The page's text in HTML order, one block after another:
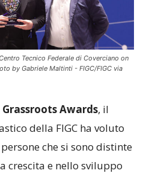
Tecnico Federale di Coverciano on
by Gabriele Maltinti - FIGC/FIGC via
Grassroots Awards, il
della FIGC ha voluto
che si sono distinte
crescita e nello sviluppo